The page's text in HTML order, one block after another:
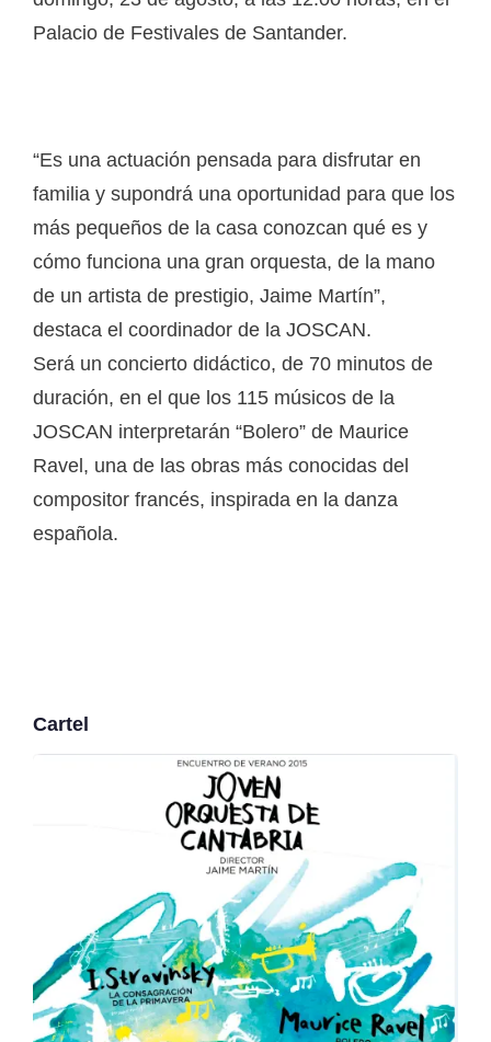
Palacio de Festivales de Santander.
“Es una actuación pensada para disfrutar en
familia y supondrá una oportunidad para que los
más pequeños de la casa conozcan qué es y
cómo funciona una gran orquesta, de la mano
de un artista de prestigio, Jaime Martín”,
destaca el coordinador de la JOSCAN.
Será un concierto didáctico, de 70 minutos de
duración, en el que los 115 músicos de la
JOSCAN interpretarán “Bolero” de Maurice
Ravel, una de las obras más conocidas del
compositor francés, inspirada en la danza
española.
Cartel